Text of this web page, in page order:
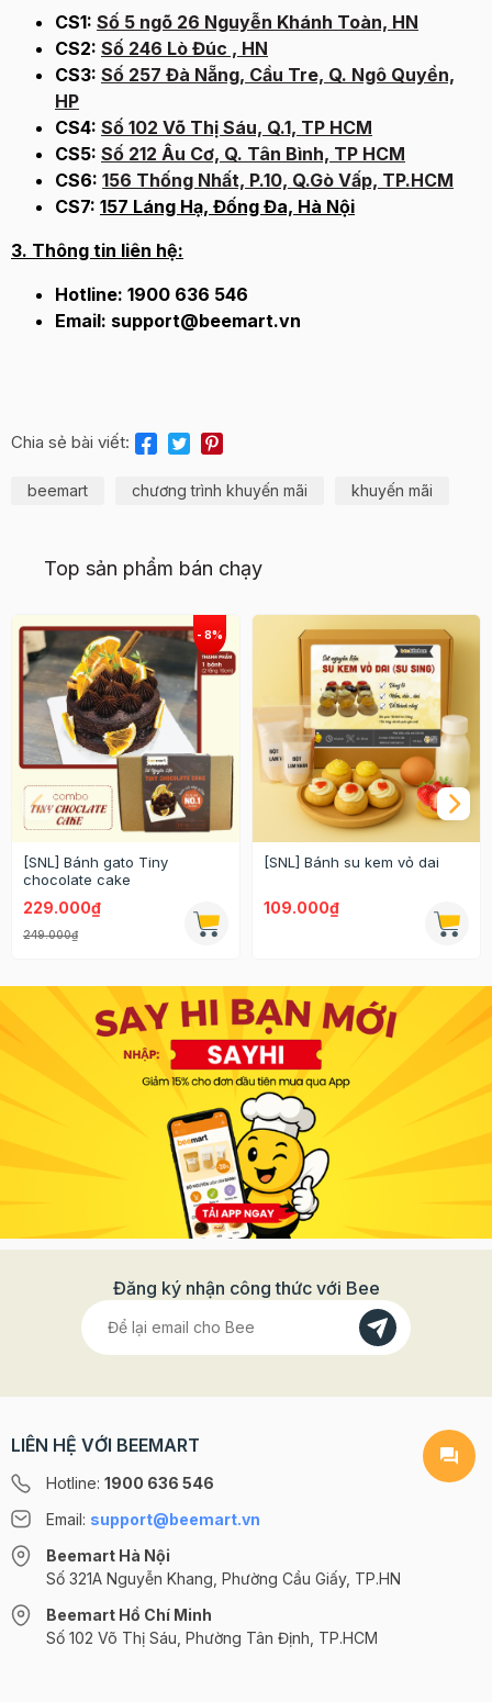
CS1: Số 5 ngõ 26 Nguyễn Khánh Toàn, HN
CS2: Số 246 Lò Đúc , HN
CS3: Số 257 Đà Nẵng, Cầu Tre, Q. Ngô Quyền,
HP
CS4: Số 102 Võ Thị Sáu, Q.1, TP HCM
CS5: Số 212 Âu Cơ, Q. Tân Bình, TP HCM
CS6: 156 Thống Nhất, P.10, Q.Gò Vấp, TP.HCM
CS7: 157 Láng Hạ, Đống Đa, Hà Nội
3. Thông tin liên hệ:
Hotline: 1900 636 546
Email: support@beemart.vn
Chia sẻ bài viết:
beemart chương trình khuyến mãi khuyến mãi
Top sản phẩm bán chạy
[SNL] Bánh gato Tiny
chocolate cake
229.000₫
249.000₫
[SNL] Bánh su kem vỏ dai
109.000₫
Đăng ký nhận công thức với Bee
LIÊN HỆ VỚI BEEMART
Hotline: 1900 636 546
Email: support@beemart.vn
Beemart Hà Nội
Số 321A Nguyễn Khang, Phường Cầu Giấy, TP.HN
Beemart Hồ Chí Minh
Số 102 Võ Thị Sáu, Phường Tân Định, TP.HCM